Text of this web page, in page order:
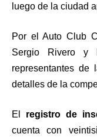
luego de la ciudad
Por el Auto Club
Sergio Rivero y
representantes de
detalles de la
El registro de
cuenta con